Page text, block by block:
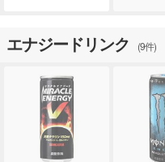
エナジードリンク (9件)